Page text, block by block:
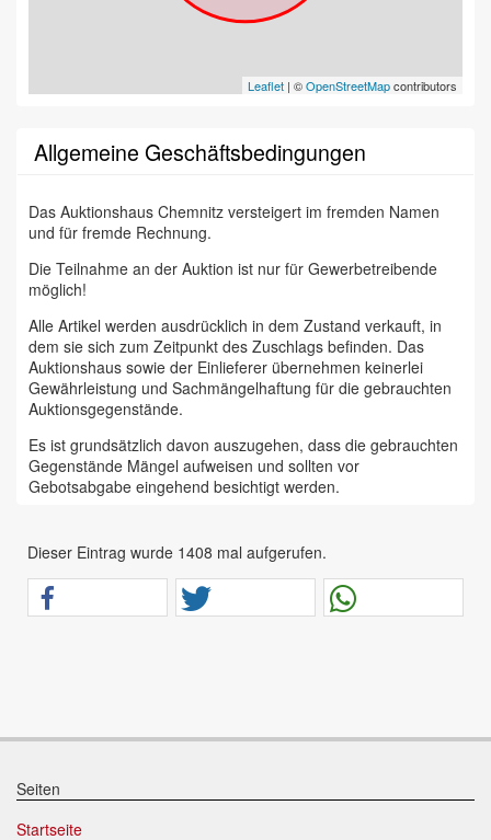
Leaflet | ©OpenStreetMapcontributors
Allgemeine Geschäftsbedingungen
Das Auktionshaus Chemnitz versteigert im fremden Namen
und für fremde Rechnung.
Die Teilnahme an der Auktion ist nur für Gewerbetreibende
möglich!
Alle Artikel werden ausdrücklich in dem Zustand verkauft, in
dem sie sich zum Zeitpunkt des Zuschlags befinden. Das
Auktionshaus sowie der Einlieferer übernehmen keinerlei
Gewährleistung und Sachmängelhaftung für die gebrauchten
Auktionsgegenstände.
Es ist grundsätzlich davon auszugehen, dass die gebrauchten
Gegenstände Mängel aufweisen und sollten vor
Gebotsabgabe eingehend besichtigt werden.
dass sämtliche zum Verkauf stehende Artikel ungeprüft sind.
Bei allen zum Verkauf stehenden Fahrzeugen und Maschinen
ist davon auszugehen, dass diese bereits einen nicht
unerheblichen Vorschaden erlitten haben.
Wir weisen eindringlich darauf hin, dass Gebote nur
einverstanden sind und diese bedingungslos akzeptieren.
Dieser Eintrag wurde 1408 mal aufgerufen.
Seiten
Startseite